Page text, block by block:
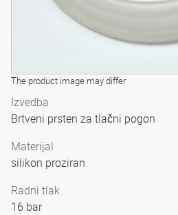
The product image may differ
Izvedba
Brtveni prsten za tlačni pogon
Materijal
silikon proziran
Radni tlak
16 bar